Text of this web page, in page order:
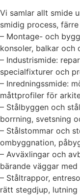
Vi samlar allt smide
smidig process,
– Montage- och
konsoler, balkar och
– Industrismide:
specialfixturer och
– Inredningssmide:
måttprofiler för
– Stålbyggen och
borrning, svetsning
– Stålstommar och
ombyggnation,
– Avväxlingar och
bärande väggar
– Ståltrappor,
rätt stegdjup, lutning